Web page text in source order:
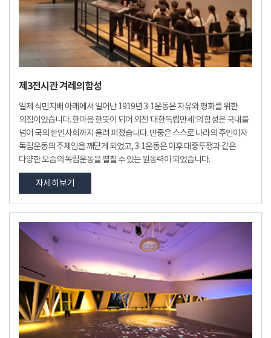
제3전시관 겨레의함성
일제 식민지배 아래에서 일어난 1919년 3·1운동은 자유와 평화를 위한
외침이었습니다. 한마음 한뜻이 되어 외친 ‘대한독립만세’의 함성은 국내를
넘어 국외 한인사회까지 울려 퍼졌습니다. 민중은 스스로 나라의 주인이자
독립운동의 주체임을 깨닫게 되었고, 3·1운동은 이후 대중투쟁과 같은
다양한 모습의 독립운동을 펼칠 수 있는 원동력이 되었습니다.
자세히보기